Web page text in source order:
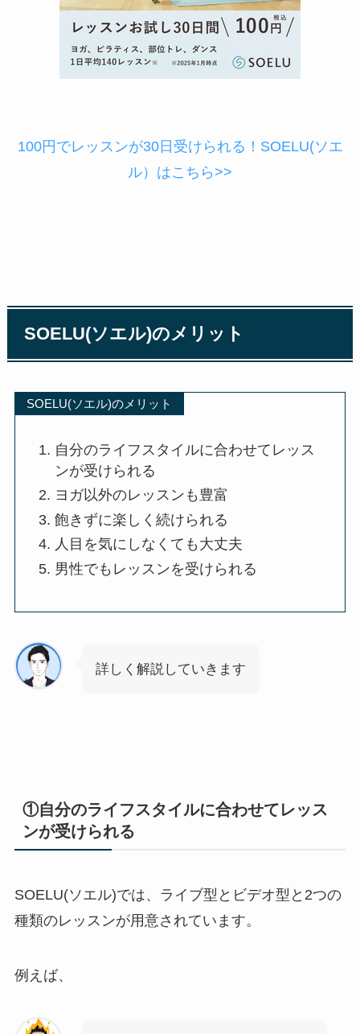
100円でレッスンが30日受けられる！SOELU(ソエ
ル）はこちら>>
SOELU(ソエル)のメリット
SOELU(ソエル)のメリット
自分のライフスタイルに合わせてレッス
ンが受けられる
ヨガ以外のレッスンも豊富
飽きずに楽しく続けられる
人目を気にしなくても大丈夫
男性でもレッスンを受けられる
詳しく解説していきます
①自分のライフスタイルに合わせてレッス
ンが受けられる
SOELU(ソエル)では、ライブ型とビデオ型と2つの
種類のレッスンが用意されています。
例えば、